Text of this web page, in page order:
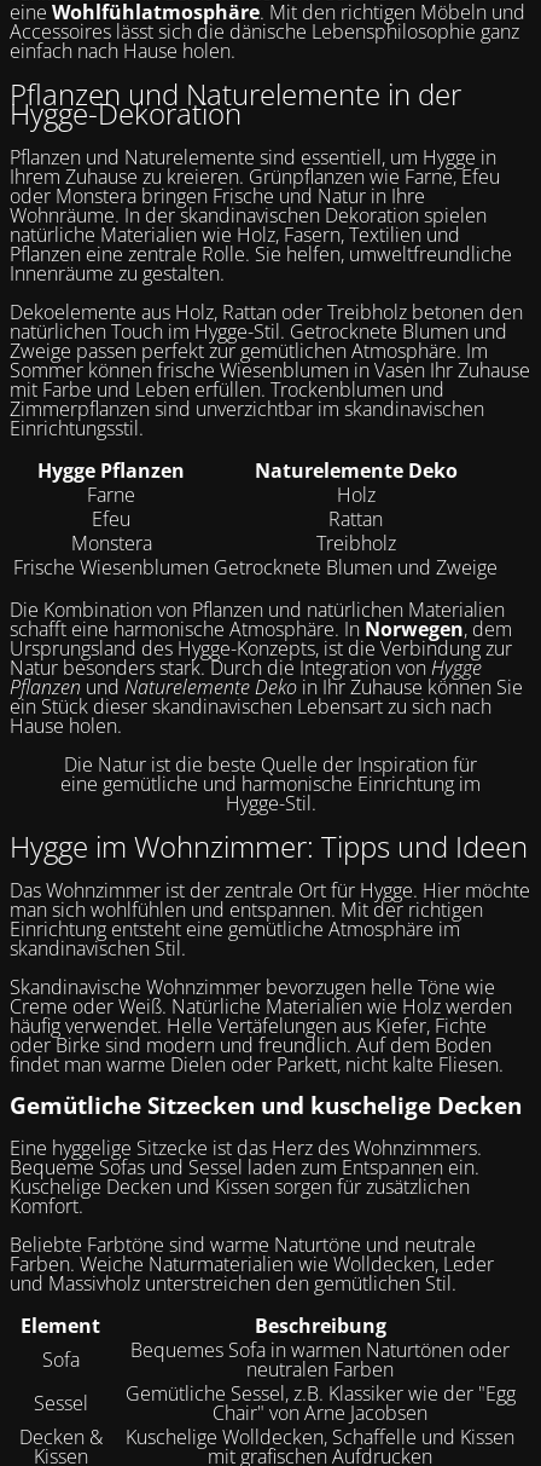
eine Wohlfühlatmosphäre. Mit den richtigen Möbeln und
Accessoires lässt sich die dänische Lebensphilosophie ganz
einfach nach Hause holen.
Pflanzen und Naturelemente in der
Hygge-Dekoration
Pflanzen und Naturelemente sind essentiell, um Hygge in
Ihrem Zuhause zu kreieren. Grünpflanzen wie Farne, Efeu
oder Monstera bringen Frische und Natur in Ihre
Wohnräume. In der skandinavischen Dekoration spielen
natürliche Materialien wie Holz, Fasern, Textilien und
Pflanzen eine zentrale Rolle. Sie helfen, umweltfreundliche
Innenräume zu gestalten.
Dekoelemente aus Holz, Rattan oder Treibholz betonen den
natürlichen Touch im Hygge-Stil. Getrocknete Blumen und
Zweige passen perfekt zur gemütlichen Atmosphäre. Im
Sommer können frische Wiesenblumen in Vasen Ihr Zuhause
mit Farbe und Leben erfüllen. Trockenblumen und
Zimmerpflanzen sind unverzichtbar im skandinavischen
Einrichtungsstil.
Hygge Pflanzen
Naturelemente Deko
Farne
Holz
Efeu
Rattan
Monstera
Treibholz
Frische Wiesenblumen Getrocknete Blumen und Zweige
Die Kombination von Pflanzen und natürlichen Materialien
schafft eine harmonische Atmosphäre. In Norwegen, dem
Ursprungsland des Hygge-Konzepts, ist die Verbindung zur
Natur besonders stark. Durch die Integration vonHygge
Pflanzen und Naturelemente Deko in Ihr Zuhause können Sie
ein Stück dieser skandinavischen Lebensart zu sich nach
Hause holen.
Die Natur ist die beste Quelle der Inspiration für
eine gemütliche und harmonische Einrichtung im
Hygge-Stil.
Hygge im Wohnzimmer: Tipps und Ideen
Das Wohnzimmer ist der zentrale Ort für Hygge. Hier möchte
man sich wohlfühlen und entspannen. Mit der richtigen
Einrichtung entsteht eine gemütliche Atmosphäre im
skandinavischen Stil.
Skandinavische Wohnzimmer bevorzugen helle Töne wie
Creme oder Weiß. Natürliche Materialien wie Holz werden
häufig verwendet. Helle Vertäfelungen aus Kiefer, Fichte
oder Birke sind modern und freundlich. Auf dem Boden
findet man warme Dielen oder Parkett, nicht kalte Fliesen.
Gemütliche Sitzecken und kuschelige Decken
Eine hyggelige Sitzecke ist das Herz des Wohnzimmers.
Bequeme Sofas und Sessel laden zum Entspannen ein.
Kuschelige Decken und Kissen sorgen für zusätzlichen
Komfort.
Beliebte Farbtöne sind warme Naturtöne und neutrale
Farben. Weiche Naturmaterialien wie Wolldecken, Leder
und Massivholz unterstreichen den gemütlichen Stil.
Element
Beschreibung
Sofa
Bequemes Sofa in warmen Naturtönen oder
neutralen Farben
Sessel
Gemütliche Sessel, z.B. Klassiker wie der "Egg
Chair" von Arne Jacobsen
Decken &
Kissen
Kuschelige Wolldecken, Schaffelle und Kissen
mit grafischen Aufdrucken